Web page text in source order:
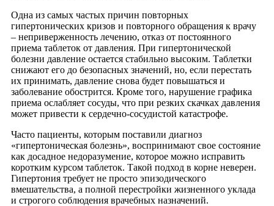
Одна из самых частых причин повторных
гипертонических кризов и повторного обращения к врачу
– неприверженность лечению, отказ от постоянного
приема таблеток от давления. При гипертонической
болезни давление остается стабильно высоким. Таблетки
снижают его до безопасных значений, но, если перестать
их принимать, давление снова будет повышаться и
заболевание обострится. Кроме того, нарушение графика
приема ослабляет сосуды, что при резких скачках давления
может привести к сердечно-сосудистой катастрофе.
Часто пациенты, которым поставили диагноз
«гипертоническая болезнь», воспринимают свое состояние
как досадное недоразумение, которое можно исправить
коротким курсом таблеток. Такой подход в корне неверен.
Гипертония требует не просто эпизодического
вмешательства, а полной перестройки жизненного уклада
и строгого соблюдения врачебных назначений.